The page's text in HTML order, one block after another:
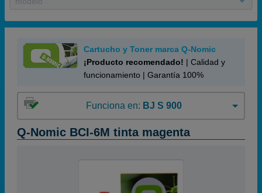
Cartucho y Toner marca Q-Nomic
¡Producto recomendado! | Calidad y
funcionamiento | Garantía 100%
Funciona en: BJ S 900
Q-Nomic BCI-6M tinta magenta